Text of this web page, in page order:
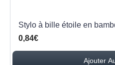
Stylo à bille étoile en
0,84€
Ajouter